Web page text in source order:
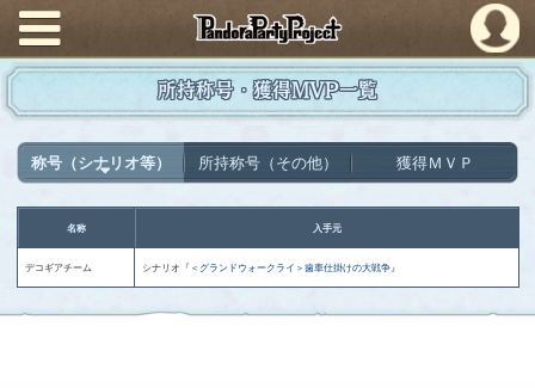
PandoraPartyProject
所持称号・獲得MVP一覧
称号（シナリオ等） 所持称号（その他） 獲得ＭＶＰ
名称 入手元
デコギアチーム シナリオ『 ＜グランドウォークライ＞歯車仕掛けの大戦争』